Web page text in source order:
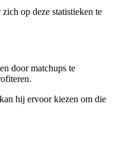
op deze statistieken te
door matchups te
hij ervoor kiezen om die